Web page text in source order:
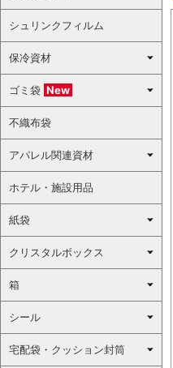
シュリンクフィルム
保冷資材
ゴミ袋 New
不織布袋
アパレル関連資材
ホテル・施設用品
紙袋
クリスタルボックス
箱
シール
宅配袋・クッション封筒